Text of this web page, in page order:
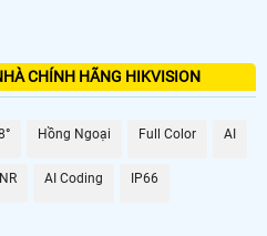
CAMERA WIFI HIKVISION HIKVISION
TRONG NHÀ
CHÍNH HÃNG HIKVISION
Hồng Ngoại Full Color AI
AI Coding IP66